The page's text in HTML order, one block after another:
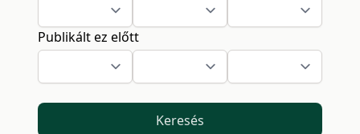
Publikált ez előtt
Keresés